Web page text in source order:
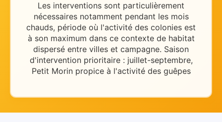
Les interventions sont particulièrement
nécessaires notamment pendant les mois
chauds, période où l'activité des colonies est
à son maximum dans ce contexte de habitat
dispersé entre villes et campagne. Saison
d'intervention prioritaire : juillet-septembre,
Petit Morin propice à l'activité des guêpes